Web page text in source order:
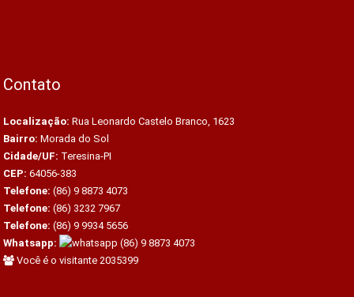
Contato
Localização: Rua Leonardo Castelo Branco, 1623
Bairro: Morada do Sol
Cidade/UF: Teresina-PI
CEP: 64056-383
Telefone: (86) 9 8873 4073
Telefone: (86) 3232 7967
Telefone: (86) 9 9934 5656
Whatsapp:
(86) 9 8873 4073
Você é o visitante 2035399